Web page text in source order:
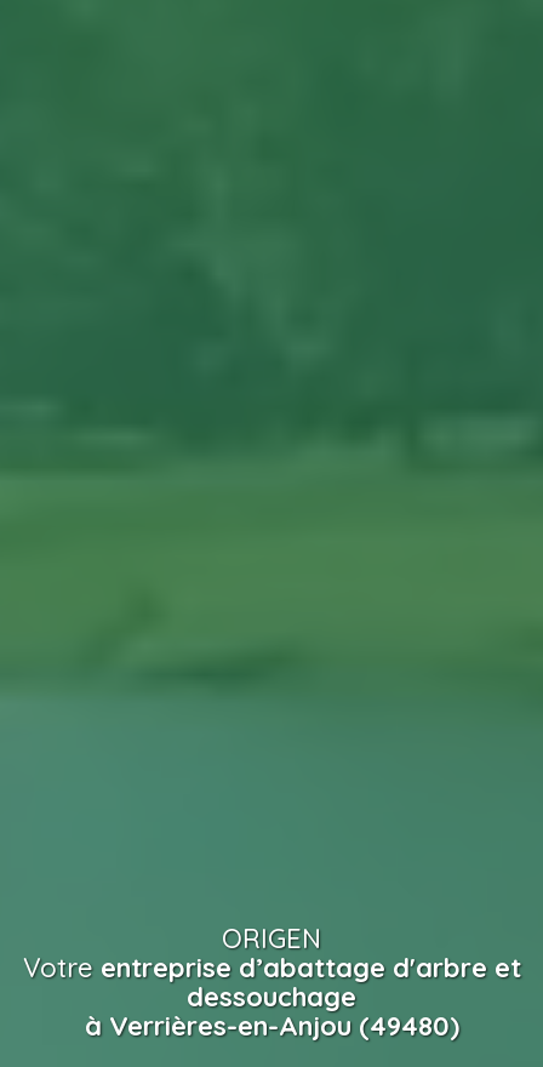
ORIGEN
Votre entreprise d’abattage d'arbre et
dessouchage
à Verrières-en-Anjou (49480)